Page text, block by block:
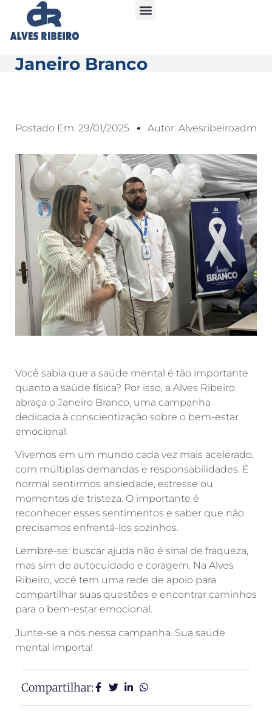
Janeiro Branco
Postado Em: 29/01/2025 Autor: Alvesribeiroadm
Você sabia que a saúde mental é tão importante
quanto a saúde física? Por isso, a Alves Ribeiro
abraça o Janeiro Branco, uma campanha
dedicada à conscientização sobre o bem-estar
emocional.
Vivemos em um mundo cada vez mais acelerado,
com múltiplas demandas e responsabilidades. É
normal sentirmos ansiedade, estresse ou
momentos de tristeza. O importante é
reconhecer esses sentimentos e saber que não
precisamos enfrentá-los sozinhos.
Lembre-se: buscar ajuda não é sinal de fraqueza,
mas sim de autocuidado e coragem. Na Alves
Ribeiro, você tem uma rede de apoio para
compartilhar suas questões e encontrar caminhos
para o bem-estar emocional.
Junte-se a nós nessa campanha. Sua saúde
mental importa!
Compartilhar: